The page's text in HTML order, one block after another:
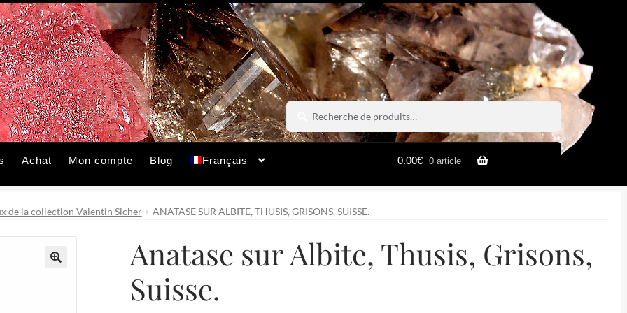
Recherche
pour :
Recherche
Achat Mon compte Blog Français 0.00€ 0 article
de la collection Valentin Sicher ANATASE SUR ALBITE, THUSIS, GRISONS, SUISSE.
Anatase sur Albite, Thusis, Grisons,
Suisse.